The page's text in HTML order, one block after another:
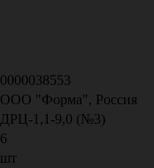
0000038553
ООО "Форма", Россия
ДРЦ-1,1-9,0 (№3)
6
шт